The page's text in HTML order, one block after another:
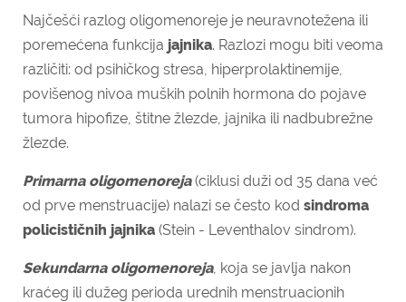
Najčešći razlog oligomenoreje je neuravnotežena ili
poremećena funkcija jajnika. Razlozi mogu biti veoma
različiti: od psihičkog stresa, hiperprolaktinemije,
povišenog nivoa muških polnih hormona do pojave
tumora hipofize, štitne žlezde, jajnika ili nadbubrežne
žlezde.
Primarna oligomenoreja(ciklusi duži od 35 dana već
od prve menstruacije) nalazi se često kod sindroma
policističnih jajnika (Stein - Leventhalov sindrom).
Sekundarna oligomenoreja, koja se javlja nakon
kraćeg ili dužeg perioda urednih menstruacionih